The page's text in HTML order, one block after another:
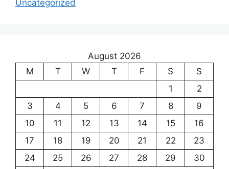
Uncategorized
August 2026
M
T W T F S
S
1
2
3
4 5 6 7 8
9
10
11 12 13 14 15
16
17
18 19 20 21 22
23
24
25 26 27 28 29 30